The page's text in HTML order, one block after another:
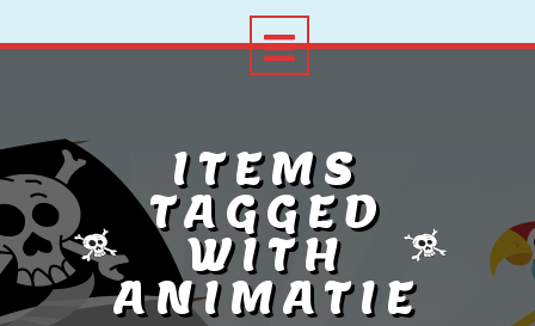
ITEMS
TAGGED
WITH
ANIMATIE